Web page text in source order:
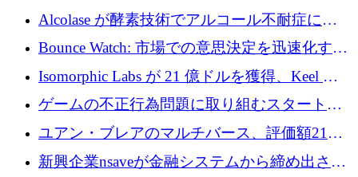
万ユーロのプレシードを提供して開始
Alcolase が酵素技術でアルコール不耐症に取
り組むために 150 万ユーロを調達
Bounce Watch: 市場での意思決定を迅速化する
ためのインテリジェンス層を構築する
Isomorphic Labs が 21 億ドルを獲得、Keel の
ネオバンク後の軸、ポーランドのソフトウェ
ア進化
ゲームの不正行為問題に取り組むスタートア
ップを紹介する
ユアン・ブレアのマルチバース、評価額21億
ドルで7,000万ドルを調達
新興企業nsaveが金融システムから締め出され